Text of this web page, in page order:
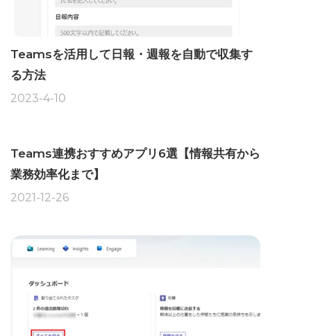
Teamsを活用して日報・週報を自動で収集す
る方法
2023-4-10
Teams連携おすすめアプリ6選【情報共有から
業務効率化まで】
2021-12-26